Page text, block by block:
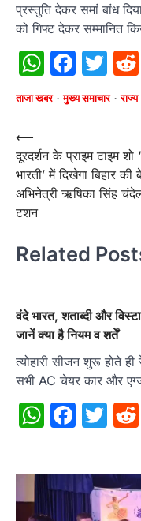
प्रस्तुति देकर समां बांध
को गिफ्ट देकर सम्मानित
ताजा खबर मुख्य समाचार राज्य
Post
navigation
⟵
दूरदर्शन के प्राइम टाइम शो
भारती’ में दिखेगा बिहार की
अभिनेत्री ऋषिका सिंह
टशन
Related
वंदे भारत, शताब्दी और
जानें क्या है नियम व शर्तें
त्योहारी सीजन शुरू होते
सभी AC चेयर कार और